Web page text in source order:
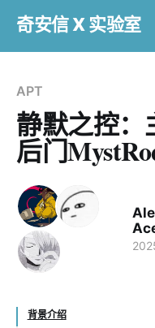
奇安信 X 实验室
APT
静默之控：
后门
背景介绍